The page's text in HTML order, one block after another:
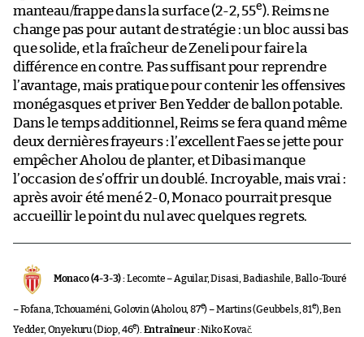
manteau/frappe dans la surface (2-2, 55e). Reims ne
change pas pour autant de stratégie : un bloc aussi bas
que solide, et la fraîcheur de Zeneli pour faire la
différence en contre. Pas suffisant pour reprendre
l’avantage, mais pratique pour contenir les offensives
monégasques et priver Ben Yedder de ballon potable.
Dans le temps additionnel, Reims se fera quand même
deux dernières frayeurs : l’excellent Faes se jette pour
empêcher Aholou de planter, et Dibasi manque
l’occasion de s’offrir un doublé. Incroyable, mais vrai :
après avoir été mené 2-0, Monaco pourrait presque
accueillir le point du nul avec quelques regrets.
Monaco (4-3-3) :Lecomte – Aguilar, Disasi, Badiashile, Ballo-Touré
– Fofana, Tchouaméni, Golovin (Aholou, 87e) – Martins (Geubbels, 81e), Ben
Yedder, Onyekuru (Diop, 46e). Entraîneur :Niko Kovač.